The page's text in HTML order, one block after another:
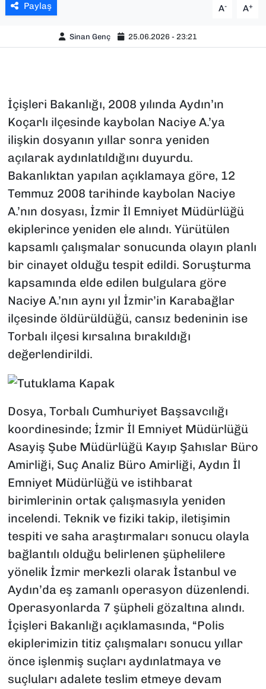
Paylaş A- A+
Sinan Genç 25.06.2026 - 23:21
İçişleri Bakanlığı, 2008 yılında Aydın’ın
Koçarlı ilçesinde kaybolan Naciye A.’ya
ilişkin dosyanın yıllar sonra yeniden
açılarak aydınlatıldığını duyurdu.
Bakanlıktan yapılan açıklamaya göre, 12
Temmuz 2008 tarihinde kaybolan Naciye
A.’nın dosyası, İzmir İl Emniyet Müdürlüğü
ekiplerince yeniden ele alındı. Yürütülen
kapsamlı çalışmalar sonucunda olayın planlı
bir cinayet olduğu tespit edildi. Soruşturma
kapsamında elde edilen bulgulara göre
Naciye A.’nın aynı yıl İzmir’in Karabağlar
ilçesinde öldürüldüğü, cansız bedeninin ise
Torbalı ilçesi kırsalına bırakıldığı
değerlendirildi.
Dosya, Torbalı Cumhuriyet Başsavcılığı
koordinesinde; İzmir İl Emniyet Müdürlüğü
Asayiş Şube Müdürlüğü Kayıp Şahıslar Büro
Amirliği, Suç Analiz Büro Amirliği, Aydın İl
Emniyet Müdürlüğü ve istihbarat
birimlerinin ortak çalışmasıyla yeniden
incelendi. Teknik ve fiziki takip, iletişimin
tespiti ve saha araştırmaları sonucu olayla
bağlantılı olduğu belirlenen şüphelilere
yönelik İzmir merkezli olarak İstanbul ve
Aydın’da eş zamanlı operasyon düzenlendi.
Operasyonlarda 7 şüpheli gözaltına alındı.
İçişleri Bakanlığı açıklamasında, “Polis
ekiplerimizin titiz çalışmaları sonucu yıllar
önce işlenmiş suçları aydınlatmaya ve
suçluları adalete teslim etmeye devam